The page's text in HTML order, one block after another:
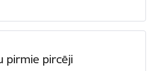
pirmie pircēji